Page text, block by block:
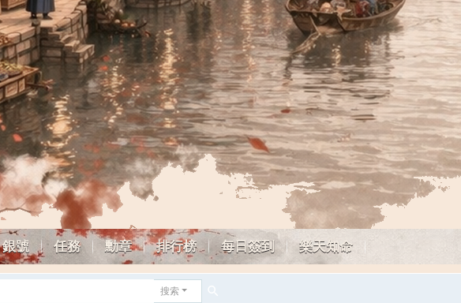
銀號 任務 勳章 排行榜 每日簽到 樂天知命
搜索